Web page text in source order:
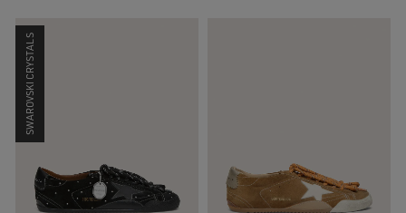
SWAROVSKI CRYSTALS